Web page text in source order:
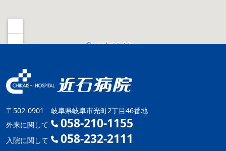
〒502-0901 岐阜県岐阜市光町2丁目46番地
外来に関して
058-210-1155
入院に関して 058-232-2111